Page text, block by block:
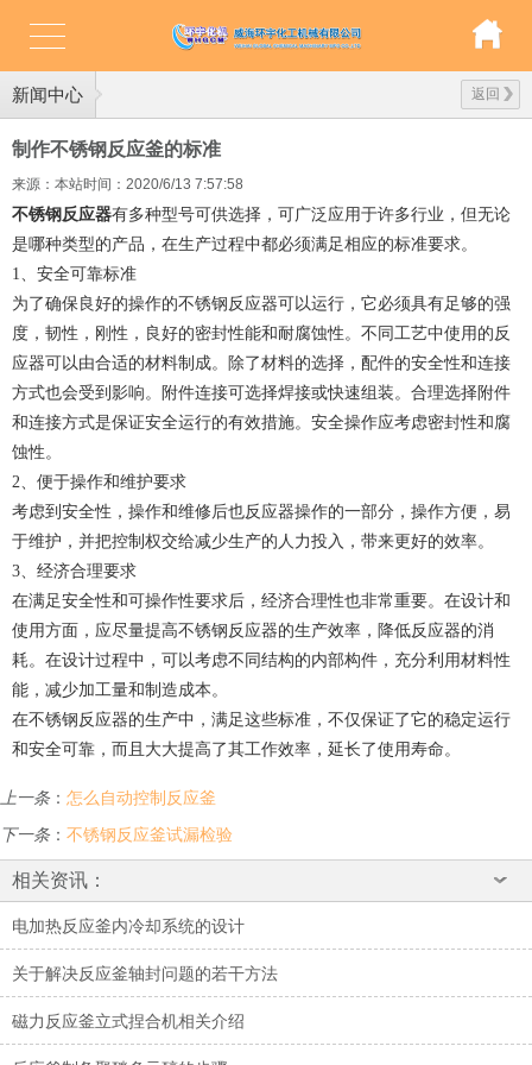
新闻中心 返回
制作不锈钢反应釜的标准
来源：本站时间：2020/6/13 7:57:58
不锈钢反应器有多种型号可供选择，可广泛应用于许多行业，但无论
是哪种类型的产品，在生产过程中都必须满足相应的标准要求。
1、安全可靠标准
为了确保良好的操作的不锈钢反应器可以运行，它必须具有足够的强
度，韧性，刚性，良好的密封性能和耐腐蚀性。不同工艺中使用的反
应器可以由合适的材料制成。除了材料的选择，配件的安全性和连接
方式也会受到影响。附件连接可选择焊接或快速组装。合理选择附件
和连接方式是保证安全运行的有效措施。安全操作应考虑密封性和腐
蚀性。
2、便于操作和维护要求
考虑到安全性，操作和维修后也反应器操作的一部分，操作方便，易
于维护，并把控制权交给减少生产的人力投入，带来更好的效率。
3、经济合理要求
在满足安全性和可操作性要求后，经济合理性也非常重要。在设计和
使用方面，应尽量提高不锈钢反应器的生产效率，降低反应器的消
耗。在设计过程中，可以考虑不同结构的内部构件，充分利用材料性
能，减少加工量和制造成本。
在不锈钢反应器的生产中，满足这些标准，不仅保证了它的稳定运行
和安全可靠，而且大大提高了其工作效率，延长了使用寿命。
上一条： 怎么自动控制反应釜
下一条： 不锈钢反应釜试漏检验
相关资讯：
电加热反应釜内冷却系统的设计
关于解决反应釜轴封问题的若干方法
磁力反应釜立式捏合机相关介绍